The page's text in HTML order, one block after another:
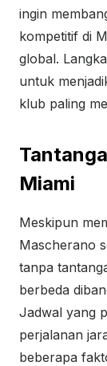
ingin
kompetitif di
global.
untuk
klub paling
Miami
Meskipun
Mascherano
tanpa
berbeda
Jadwal yang
perjalanan
beberapa